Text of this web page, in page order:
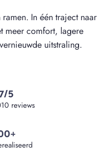
In één traject naar
meer comfort, lagere
uitstraling.
5
reviews